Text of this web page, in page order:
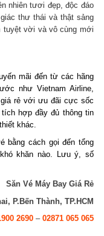
nhiên tươi đẹp, độc đáo
thư thái và thật sảng
tuyệt vời và vô cùng mới
mãi đến từ các hãng
như Vietnam Airline,
rẻ với ưu đãi cực sốc
tích hợp đầy đủ thông tin
khác.
bằng cách gọi đến tổng
khăn nào. Lưu ý, số
Săn Vé Máy Bay Giá Rẻ
P.Bến Thành, TP.HCM
2690– 02871 065 065